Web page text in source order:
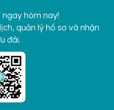
ngay hôm nay!
quản lý hồ sơ và nhận
đãi.